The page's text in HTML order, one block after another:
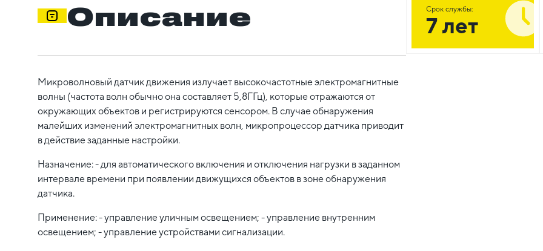
Описание
Микроволновый датчик движения излучает высокочастотные электромагнитные
волны (частота волн обычно она составляет 5,8ГГц), которые отражаются от
окружающих объектов и регистрируются сенсором. В случае обнаружения
малейших изменений электромагнитных волн, микропроцессор датчика приводит
в действие заданные настройки.
Назначение: - для автоматического включения и отключения нагрузки в заданном
интервале времени при появлении движущихся объектов в зоне обнаружения
датчика.
Применение: - управление уличным освещением; - управление внутренним
освещением; - управление устройствами сигнализации.
Срок службы:
7 лет